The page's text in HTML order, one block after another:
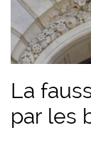
La
par les